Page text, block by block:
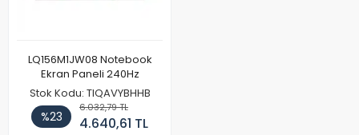
LQ156M1JW08 Notebook
Ekran Paneli 240Hz
Stok Kodu: TIQAVYBHHB
%23
6.032,79 TL
4.640,61 TL